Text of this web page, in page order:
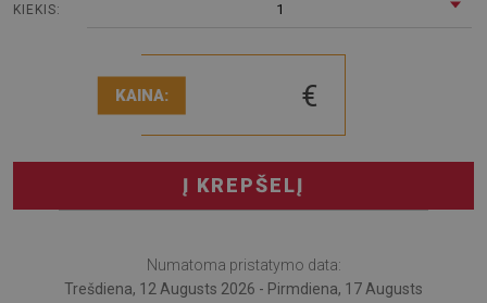
KIEKIS: 1
KAINA: €
Į KREPŠELĮ
Numatoma pristatymo data:
Trešdiena, 12 Augusts 2026 - Pirmdiena, 17 Augusts